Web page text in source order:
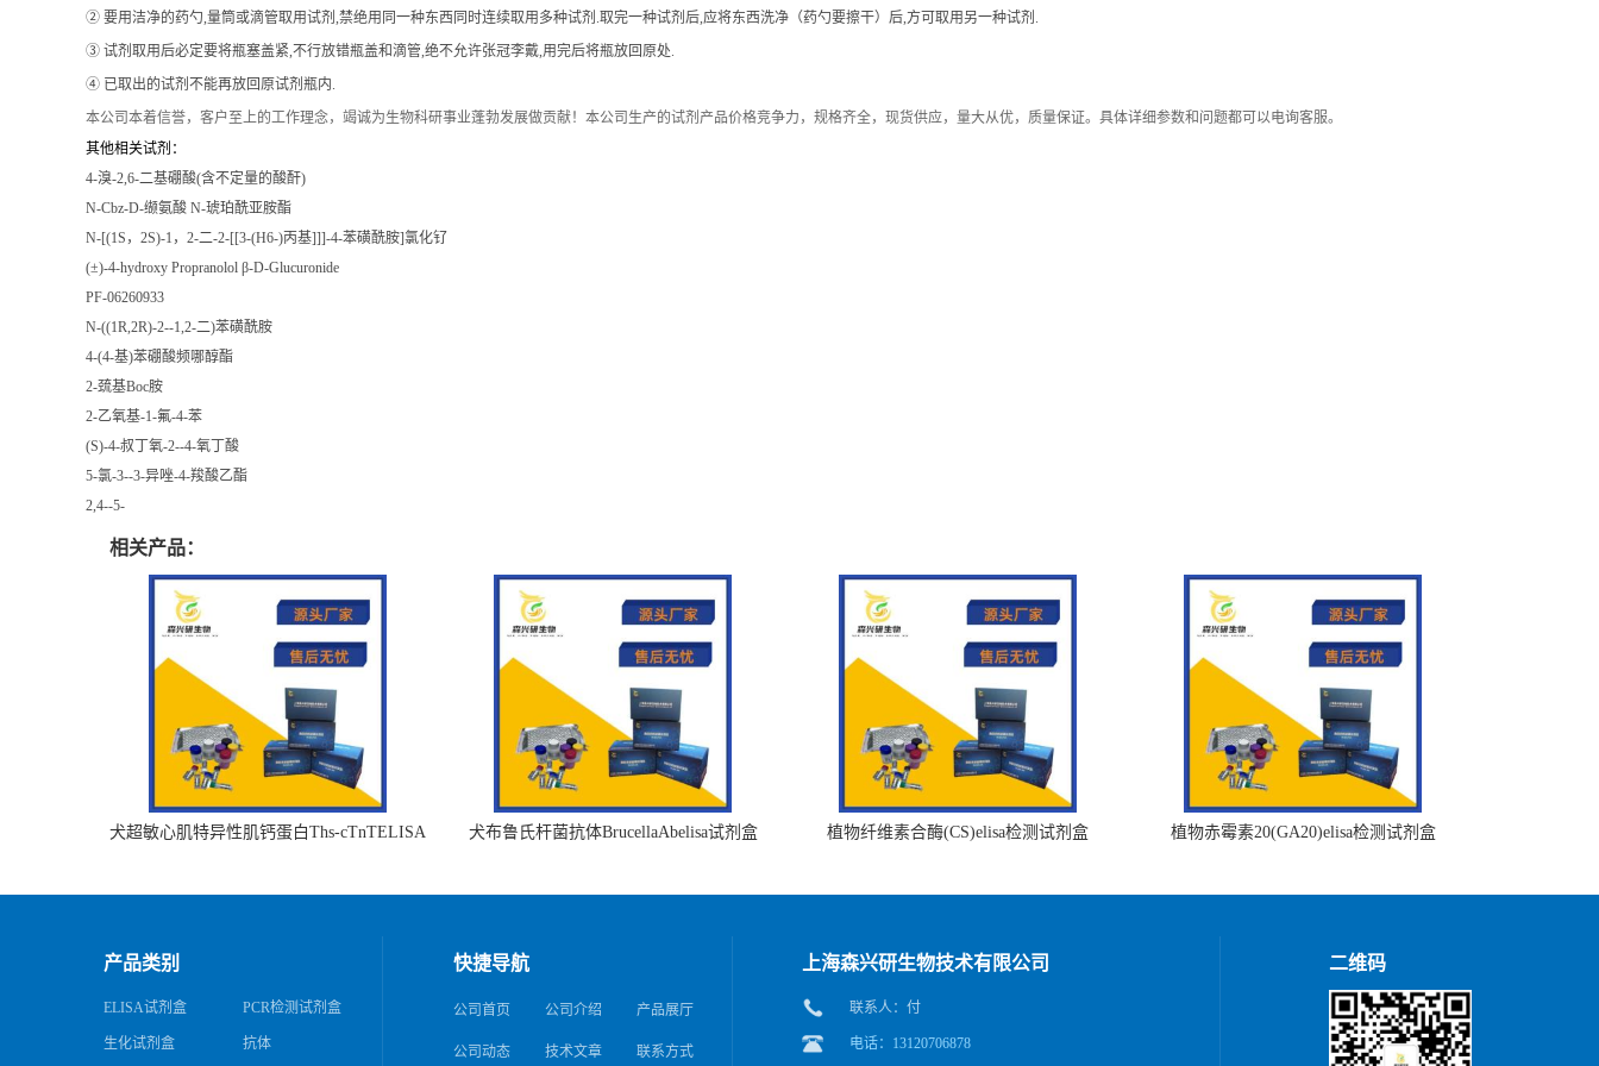
② 要用洁净的药勺,量筒或滴管取用试剂,禁绝用同一种东西同时连续取用多种试剂.取完一种试剂后,应将东西洗净（药勺要擦干）后,方可取用另一种试剂.
③ 试剂取用后必定要将瓶塞盖紧,不行放错瓶盖和滴管,绝不允许张冠李戴,用完后将瓶放回原处.
④ 已取出的试剂不能再放回原试剂瓶内.
本公司本着信誉，客户至上的工作理念，竭诚为生物科研事业蓬勃发展做贡献！本公司生产的试剂产品价格竞争力，规格齐全，现货供应，量大从优，质量保证。具体详细参数和问题都可以电询客服。
其他相关试剂：
4-溴-2,6-二基硼酸(含不定量的酸酐)
N-Cbz-D-缬氨酸 N-琥珀酰亚胺酯
N-[(1S，2S)-1，2-二-2-[[3-(Η6-)丙基]]]-4-苯磺酰胺]氯化钌
(±)-4-hydroxy Propranolol β-D-Glucuronide
PF-06260933
N-((1R,2R)-2--1,2-二)苯磺酰胺
4-(4-基)苯硼酸频哪醇酯
2-巯基Boc胺
2-乙氧基-1-氟-4-苯
(S)-4-叔丁氧-2--4-氧丁酸
5-氯-3--3-异唑-4-羧酸乙酯
2,4--5-
相关产品：
犬超敏心肌特异性肌钙蛋白Ths-cTnTELISA
犬布鲁氏杆菌抗体BrucellaAbelisa试剂盒 植物纤维素合酶(CS)elisa检测试剂盒 植物赤霉素20(GA20)elisa检测试剂盒
产品类别
ELISA试剂盒 PCR检测试剂盒
生化试剂盒 抗体
快捷导航
公司首页 公司介绍 产品展厅
公司动态 技术文章 联系方式
上海森兴研生物技术有限公司
联系人：付
电话：13120706878
二维码